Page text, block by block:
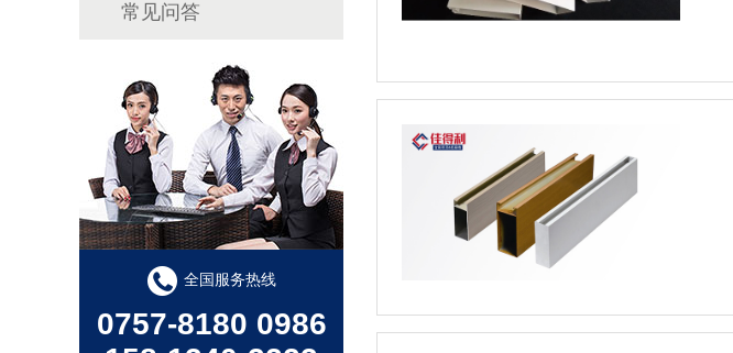
常见问答
全国服务热线
0757-8180 0986